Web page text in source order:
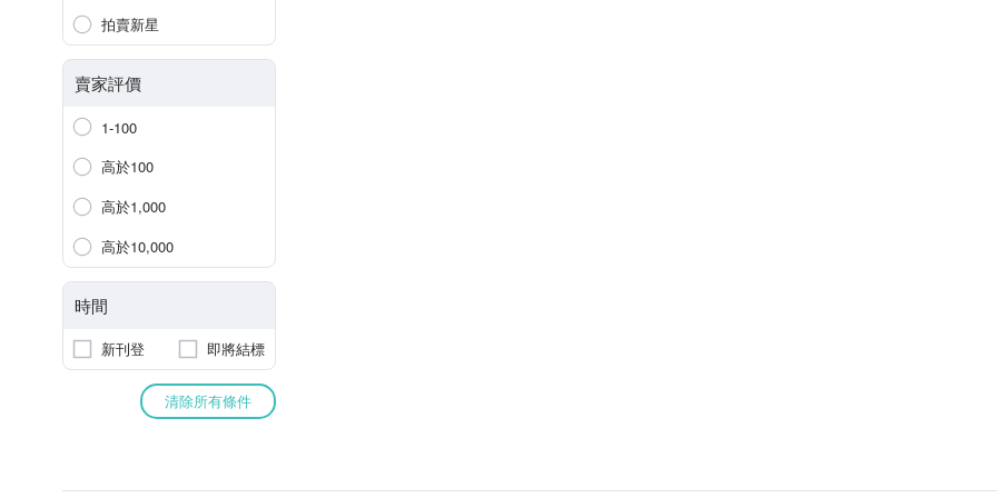
拍賣新星
賣家評價
1-100
高於100
高於1,000
高於10,000
時間
新刊登 即將結標
清除所有條件